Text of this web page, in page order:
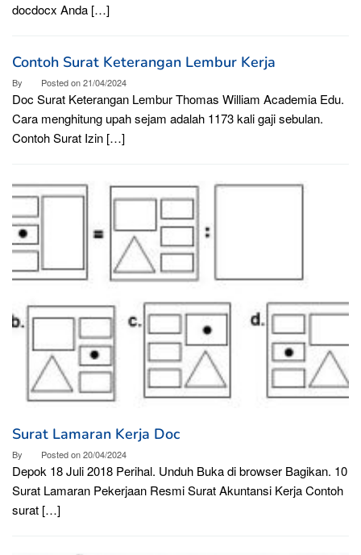
docdocx Anda […]
Contoh Surat Keterangan Lembur Kerja
By Posted on21/04/2024
Doc Surat Keterangan Lembur Thomas William Academia Edu.
Cara menghitung upah sejam adalah 1173 kali gaji sebulan.
Contoh Surat Izin […]
Surat Lamaran Kerja Doc
By Posted on20/04/2024
Depok 18 Juli 2018 Perihal. Unduh Buka di browser Bagikan. 10
Surat Lamaran Pekerjaan Resmi Surat Akuntansi Kerja Contoh
surat […]